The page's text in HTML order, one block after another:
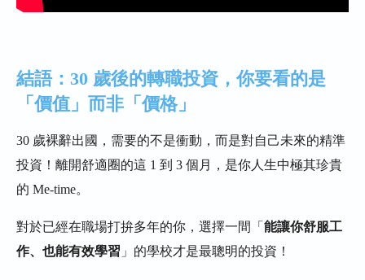
結語：30 歲後的轉職投資，你要看的是
「價值」而非「價格」
30 歲裸辭出國，需要的不是衝動，而是對自己未來的精準
投資！離開舒適圈的這 1 到 3 個月，是你人生中極其珍貴
的 Me-time。
對於已經在職場打拚多年的你，選擇一間「 能讓你舒服工
作、也能有效學習 」的學校才是最聰明的投資！